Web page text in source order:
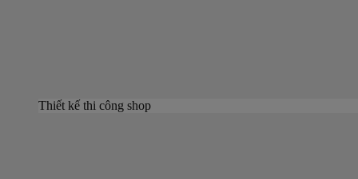
Thiết kế thi công shop